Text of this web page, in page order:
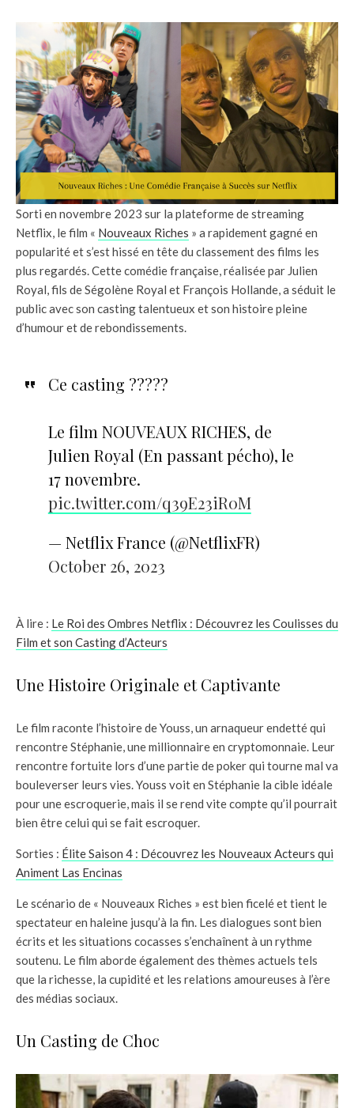
Sorti en novembre 2023 sur la plateforme de streaming
Netflix, le film « Nouveaux Riches » a rapidement gagné en
popularité et s’est hissé en tête du classement des films les
plus regardés. Cette comédie française, réalisée par Julien
Royal, fils de Ségolène Royal et François Hollande, a séduit le
public avec son casting talentueux et son histoire pleine
d’humour et de rebondissements.
Ce casting ?????
Le film NOUVEAUX RICHES, de
Julien Royal (En passant pécho), le
17 novembre.
pic.twitter.com/q39E23iR0M
— Netflix France (@NetflixFR)
October 26, 2023
À lire : Le Roi des Ombres Netflix : Découvrez les Coulisses du
Film et son Casting d’Acteurs
Une Histoire Originale et Captivante
Le film raconte l’histoire de Youss, un arnaqueur endetté qui
rencontre Stéphanie, une millionnaire en cryptomonnaie. Leur
rencontre fortuite lors d’une partie de poker qui tourne mal va
bouleverser leurs vies. Youss voit en Stéphanie la cible idéale
pour une escroquerie, mais il se rend vite compte qu’il pourrait
bien être celui qui se fait escroquer.
Sorties : Élite Saison 4 : Découvrez les Nouveaux Acteurs qui
Animent Las Encinas
Le scénario de « Nouveaux Riches » est bien ficelé et tient le
spectateur en haleine jusqu’à la fin. Les dialogues sont bien
écrits et les situations cocasses s’enchaînent à un rythme
soutenu. Le film aborde également des thèmes actuels tels
que la richesse, la cupidité et les relations amoureuses à l’ère
des médias sociaux.
Un Casting de Choc